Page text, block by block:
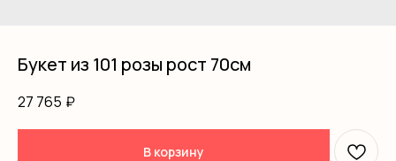
Букет из 101 розы рост 70см
27 765 ₽
В корзину